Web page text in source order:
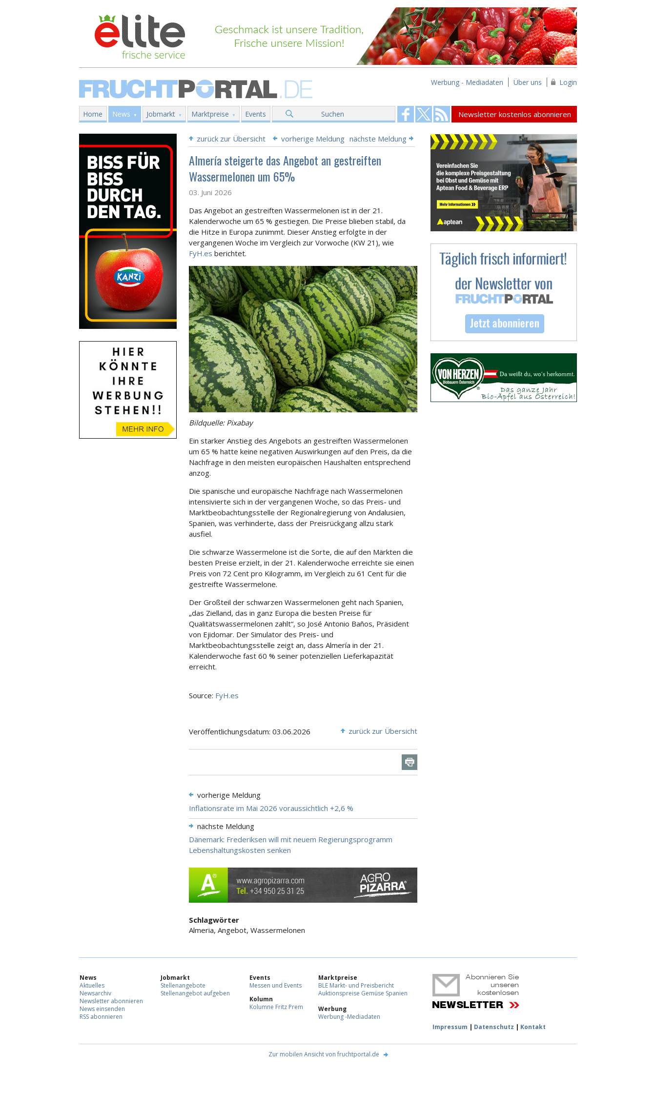
Werbung - Mediadaten Über uns Login
Home News Jobmarkt Marktpreise Events Suchen Newsletter kostenlos abonnieren
zurück zur Übersicht vorherige Meldung nächste Meldung
Almería steigerte das Angebot an gestreiften
Wassermelonen um 65%
03. Juni 2026
Das Angebot an gestreiften Wassermelonen ist in der 21.
Kalenderwoche um 65 % gestiegen. Die Preise blieben stabil, da
die Hitze in Europa zunimmt. Dieser Anstieg erfolgte in der
vergangenen Woche im Vergleich zur Vorwoche (KW 21), wie
FyH.es berichtet.
Bildquelle: Pixabay
Ein starker Anstieg des Angebots an gestreiften Wassermelonen
um 65 % hatte keine negativen Auswirkungen auf den Preis, da die
Nachfrage in den meisten europäischen Haushalten entsprechend
anzog.
Die spanische und europäische Nachfrage nach Wassermelonen
intensivierte sich in der vergangenen Woche, so das Preis- und
Marktbeobachtungsstelle der Regionalregierung von Andalusien,
Spanien, was verhinderte, dass der Preisrückgang allzu stark
ausfiel.
Die schwarze Wassermelone ist die Sorte, die auf den Märkten die
besten Preise erzielt, in der 21. Kalenderwoche erreichte sie einen
Preis von 72 Cent pro Kilogramm, im Vergleich zu 61 Cent für die
gestreifte Wassermelone.
Der Großteil der schwarzen Wassermelonen geht nach Spanien,
„das Zielland, das in ganz Europa die besten Preise für
Qualitätswassermelonen zahlt“, so José Antonio Baños, Präsident
von Ejidomar. Der Simulator des Preis- und
Marktbeobachtungsstelle zeigt an, dass Almería in der 21.
Kalenderwoche fast 60 % seiner potenziellen Lieferkapazität
erreicht.
Source: FyH.es
Veröffentlichungsdatum: 03.06.2026 zurück zur Übersicht
vorherige Meldung
Inflationsrate im Mai 2026 voraussichtlich +2,6 %
nächste Meldung
Dänemark: Frederiksen will mit neuem Regierungsprogramm
Lebenshaltungskosten senken
Schlagwörter
Almeria, Angebot, Wassermelonen
News
Aktuelles
Newsarchiv
Newsletter abonnieren
News einsenden
RSS abonnieren
Jobmarkt
Stellenangebote
Stellenangebot aufgeben
Events
Messen und Events
Kolumn
Kolumne Fritz Prem
Marktpreise
BLE Markt- und Preisbericht
Auktionspreise Gemüse Spanien
Werbung
Werbung -Mediadaten
Impressum | Datenschutz | Kontakt
Zur mobilen Ansicht von fruchtportal.de